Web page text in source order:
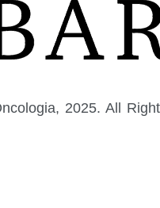
2025. All Right